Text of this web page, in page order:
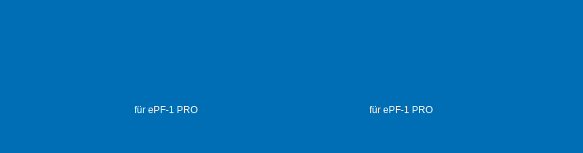
für ePF-1 PRO für ePF-1 PRO